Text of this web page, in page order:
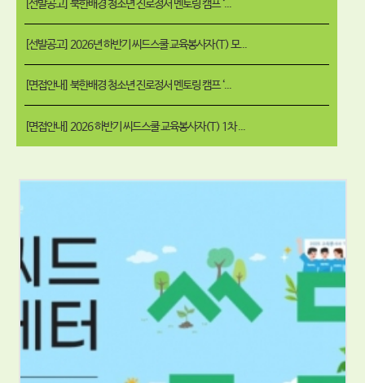
[선발공고] 북한배경 청소년 진로정서 멘토링 캠프 ‘...
[선발공고] 2026년 하반기 씨드스쿨 교육봉사자(T) 모...
[면접안내] 북한배경 청소년 진로정서 멘토링 캠프 ‘...
[면접안내] 2026 하반기 씨드스쿨 교육봉사자(T) 1차 ...